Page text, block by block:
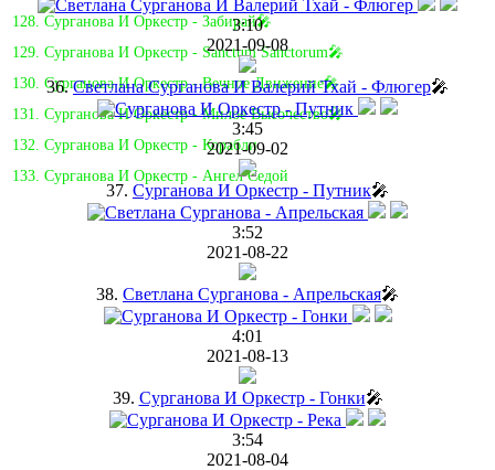
128. Сурганова И Оркестр - Забирай🎤
129. Сурганова И Оркестр - Sanctum Sanctorum🎤
130. Сурганова И Оркестр - Вечное Движение🎤
131. Сурганова И Оркестр - Милое Высочество🎤
132. Сурганова И Оркестр - Корабли
133. Сурганова И Оркестр - Ангел Седой
3:10
2021-09-08
36.Светлана Сурганова И Валерий Тхай - Флюгер🎤
3:45
2021-09-02
37. Сурганова И Оркестр - Путник🎤
3:52
2021-08-22
38. Светлана Сурганова - Апрельская🎤
4:01
2021-08-13
39. Сурганова И Оркестр - Гонки🎤
3:54
2021-08-04